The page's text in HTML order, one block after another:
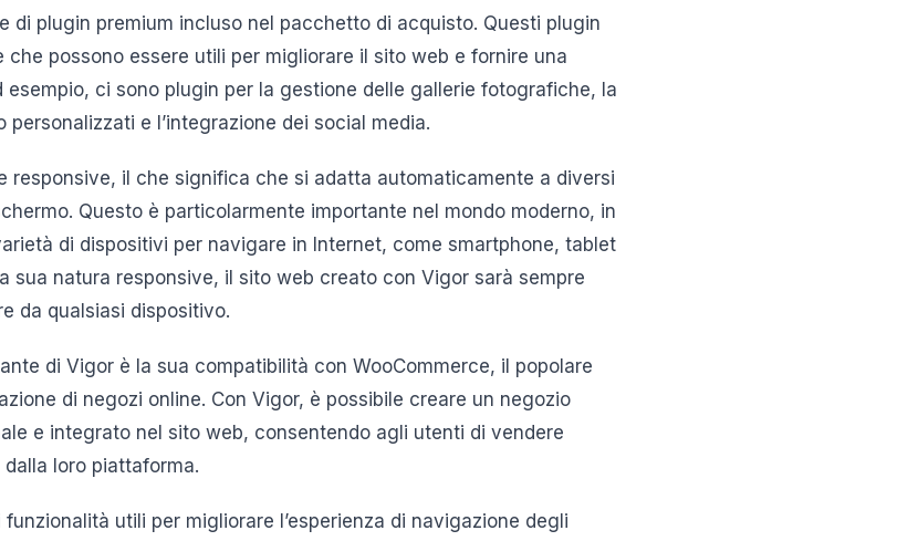
di plugin premium incluso nel pacchetto di acquisto. Questi plugin
possono essere utili per migliorare il sito web e fornire una
esempio, ci sono plugin per la gestione delle gallerie fotografiche, la
e l’integrazione dei social media.
responsive, il che significa che si adatta automaticamente a diversi
Questo è particolarmente importante nel mondo moderno, in
di dispositivi per navigare in Internet, come smartphone, tablet
sua natura responsive, il sito web creato con Vigor sarà sempre
da qualsiasi dispositivo.
di Vigor è la sua compatibilità con WooCommerce, il popolare
di negozi online. Con Vigor, è possibile creare un negozio
e integrato nel sito web, consentendo agli utenti di vendere
loro piattaforma.
utili per migliorare l’esperienza di navigazione degli